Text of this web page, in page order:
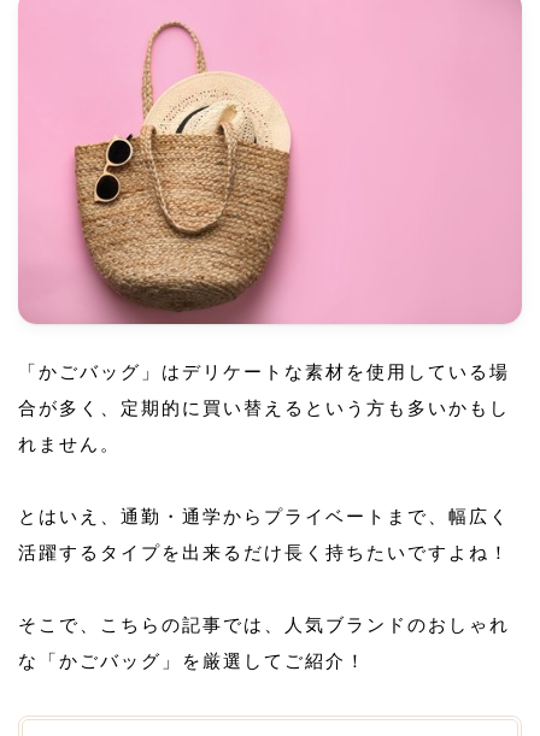
「かごバッグ」はデリケートな素材を使用している場
合が多く、定期的に買い替えるという方も多いかもし
れません。
とはいえ、通勤・通学からプライベートまで、幅広く
活躍するタイプを出来るだけ長く持ちたいですよね！
そこで、こちらの記事では、人気ブランドのおしゃれ
な「かごバッグ」を厳選してご紹介！